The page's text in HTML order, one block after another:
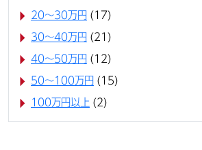
20〜30万円 (17)
30〜40万円 (21)
40〜50万円 (12)
50〜100万円 (15)
100万円以上 (2)